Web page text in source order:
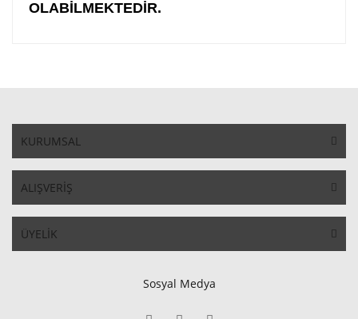
OLABİLMEKTEDİR.
KURUMSAL
ALIŞVERİŞ
ÜYELİK
Sosyal Medya